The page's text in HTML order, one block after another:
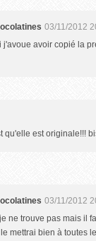
03/11/2012
j'avoue avoir copié la
qu'elle est originale!!!
03/11/2012
ne trouve pas mais il
mettrai bien à toutes